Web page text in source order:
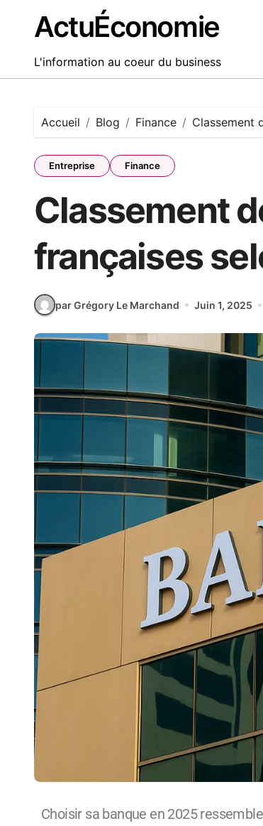
ActuÉconomie
L'information au coeur du business
Accueil Blog Finance Classement
Entreprise Finance
Classement
françaises
par Grégory Le Marchand Juin 1, 2025
Choisir sa banque en 2025 ressemble à un casse-tête : entre les géants traditionnels, les